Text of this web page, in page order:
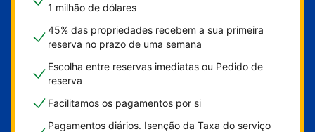
1 milhão de dólares
45% das propriedades recebem a sua primeira
reserva no prazo de uma semana
Escolha entre reservas imediatas ou Pedido de
reserva
Facilitamos os pagamentos por si
Pagamentos diários. Isenção da Taxa do serviço